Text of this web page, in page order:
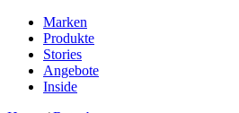
Marken
Produkte
Stories
Angebote
Inside